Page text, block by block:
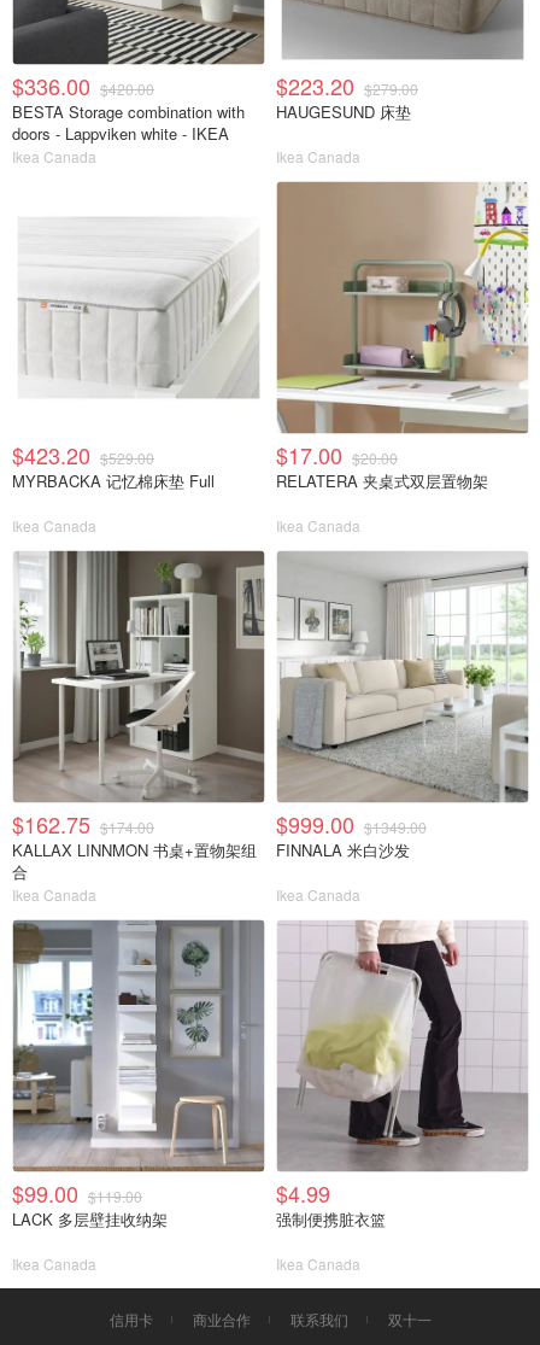
$336.00 $420.00
BESTA Storage combination with
doors - Lappviken white - IKEA
Ikea Canada
$223.20 $279.00
HAUGESUND 床垫
Ikea Canada
$423.20 $529.00
MYRBACKA 记忆棉床垫 Full
Ikea Canada
$17.00 $20.00
RELATERA 夹桌式双层置物架
Ikea Canada
$162.75 $174.00
KALLAX LINNMON 书桌+置物架组
合
Ikea Canada
$999.00 $1349.00
FINNALA 米白沙发
Ikea Canada
$99.00 $119.00
LACK 多层壁挂收纳架
Ikea Canada
$4.99
强制便携脏衣篮
Ikea Canada
信用卡 商业合作 联系我们
双十一